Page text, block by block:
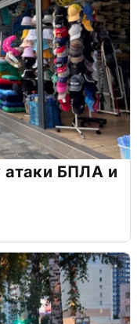
атаки БПЛА и